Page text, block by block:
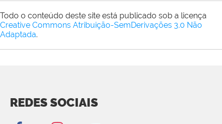
Todo o conteúdo deste site está publicado sob a licença
Creative Commons Atribuição-SemDerivações 3.0 Não
Adaptada.
REDES SOCIAIS